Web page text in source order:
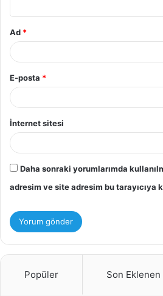
Ad *
E-posta *
İnternet sitesi
Daha sonraki yorumlarımda
adresim ve site adresim bu tarayıcıya
Popüler Son Eklenen